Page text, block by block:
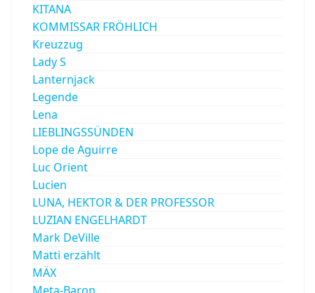
KITANA
KOMMISSAR FRÖHLICH
Kreuzzug
Lady S
Lanternjack
Legende
Lena
LIEBLINGSSÜNDEN
Lope de Aguirre
Luc Orient
Lucien
LUNA, HEKTOR & DER PROFESSOR
LUZIAN ENGELHARDT
Mark DeVille
Matti erzählt
MÄX